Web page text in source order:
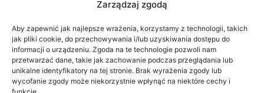
Zarządzaj zgodą
Aby zapewnić jak najlepsze wrażenia, korzystamy z technologii, takich
jak pliki cookie, do przechowywania i/lub uzyskiwania dostępu do
informacji o urządzeniu. Zgoda na te technologie pozwoli nam
przetwarzać dane, takie jak zachowanie podczas przeglądania lub
unikalne identyfikatory na tej stronie. Brak wyrażenia zgody lub
wycofanie zgody może niekorzystnie wpłynąć na niektóre cechy i
funkcje.
-
Dodaj do koszyka